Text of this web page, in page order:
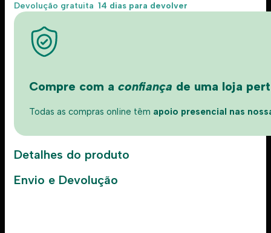
Devolução gratuita 14 dias para devolver
Compre com a confiança de uma loja
Todas as compras online têm apoio presencial nas
Detalhes do produto
Envio e Devolução